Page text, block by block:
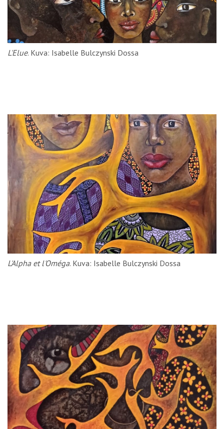
L'Elue. Kuva: Isabelle Bulczynski Dossa
L'Alpha et l'Oméga. Kuva: Isabelle Bulczynski Dossa